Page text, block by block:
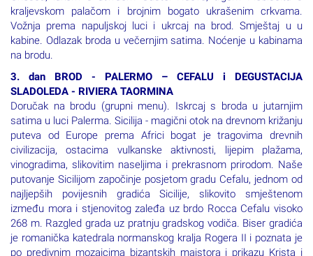
Unesca, lukom s utvrdom Castel Nuovo, trgom Plebiscita s
kraljevskom palačom i brojnim bogato ukrašenim crkvama.
Vožnja prema napuljskoj luci i ukrcaj na brod. Smještaj u u
kabine. Odlazak broda u večernjim satima. Noćenje u kabinama
3. dan BROD - PALERMO – CEFALU i DEGUSTACIJA
SLADOLEDA - RIVIERA TAORMINA
Doručak na brodu (grupni menu). Iskrcaj s broda u jutarnjim
satima u luci Palerma. Sicilija - magični otok na drevnom križanju
puteva od Europe prema Africi bogat je tragovima drevnih
civilizacija, ostacima vulkanske aktivnosti, lijepim plažama,
vinogradima, slikovitim naseljima i prekrasnom prirodom. Naše
putovanje Sicilijom započinje posjetom gradu Cefalu, jednom od
najljepših povijesnih gradića Sicilije, slikovito smještenom
između mora i stjenovitog zaleđa uz brdo Rocca Cefalu visoko
268 m. Razgled grada uz pratnju gradskog vodiča. Biser gradića
je romanička katedrala normanskog kralja Rogera II i poznata je